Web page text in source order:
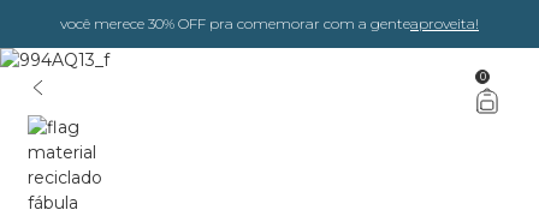
você merece 30% OFF pra comemorar com a genteaproveita!
0